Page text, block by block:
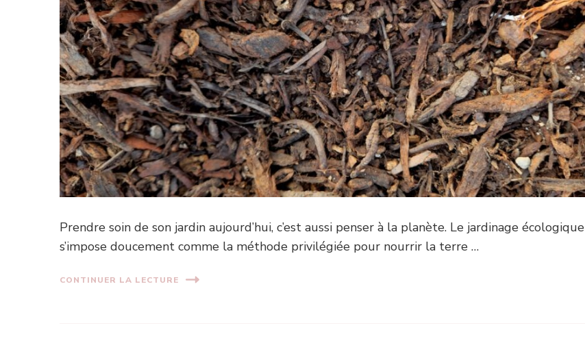
Prendre soin de son jardin aujourd’hui, c’est aussi penser à la planète. Le jardinage écologique
s’impose doucement comme la méthode privilégiée pour nourrir la terre …
CONTINUER LA LECTURE